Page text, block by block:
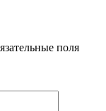
поля